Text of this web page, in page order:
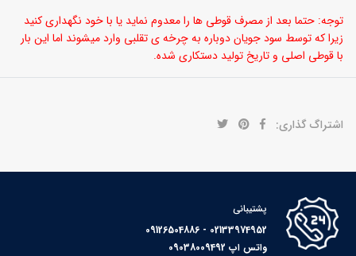
توجه: حتما بعد از مصرف قوطی ها را معدوم نماید یا با خود نگهداری کنید
زیرا که توسط سود جویان دوباره به چرخه ی تقلبی وارد میشوند اما این بار
با قوطی اصلی و تاریخ تولید دستکاری شده.
اشتراگ گذاری:
پشتیبانی
02133974952 - 09126504886
واتس اپ 09038009492